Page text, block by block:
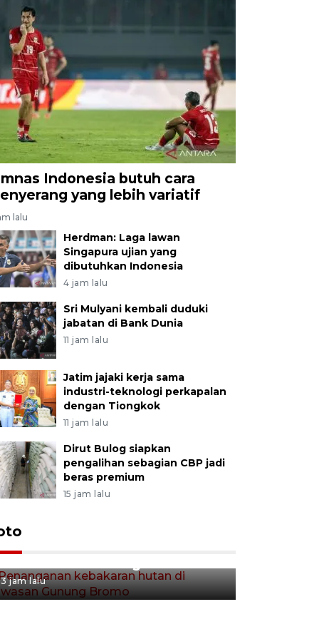
Indonesia butuh cara
yang lebih variatif
lalu
Herdman: Laga lawan
Singapura ujian yang
dibutuhkan Indonesia
4 jam lalu
Sri Mulyani kembali duduki
jabatan di Bank Dunia
11 jam lalu
Jatim jajaki kerja sama
industri-teknologi perkapalan
dengan Tiongkok
11 jam lalu
Dirut Bulog siapkan
pengalihan sebagian CBP jadi
beras premium
15 jam lalu
Penanganan kebakaran hutan
3 jam lalu